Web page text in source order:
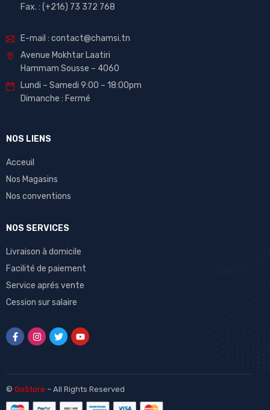
Fax. : (+216) 73 372 768
E-mail : contact@chamsi.tn
Avenue Mokhtar Laatiri
Hammam Sousse – 4060
Lundi – Samedi 9:00 – 18:00pm
Dimanche : Fermé
NOS LIENS
Acceuil
Nos Magasins
Nos conventions
NOS SERVICES
Livraison à domicile
Facilité de paiement
Service aprés vente
Cession sur salaire
© GoStore – All Rights Reserved